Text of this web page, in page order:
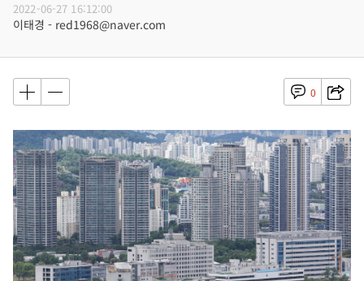
2022-06-27 16:12:00
이태경 - red1968@naver.com
0